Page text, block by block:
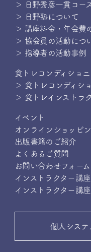
＞ 日野秀彦一貫コー
＞ 日野塾について
＞ 講座料金・年会費
＞ 協会員の活動につ
＞ 指導者の活動事例
食トレコンディショ
＞ 食トレコンディシ
＞ 食トレインストラ
イベント
オンラインショッピ
出版書籍のご紹介
よくあるご質問
お問い合わせフォーム
インストラクター講
インストラクター講
個人システ